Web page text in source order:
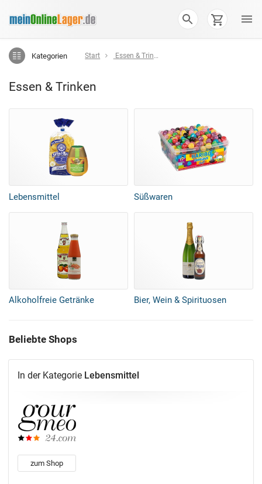
Kategorien Start Essen & Trinken
Essen & Trinken
Lebensmittel Süßwaren
Alkoholfreie Getränke Bier, Wein & Spirituosen
Beliebte Shops
In der Kategorie Lebensmittel
zum Shop